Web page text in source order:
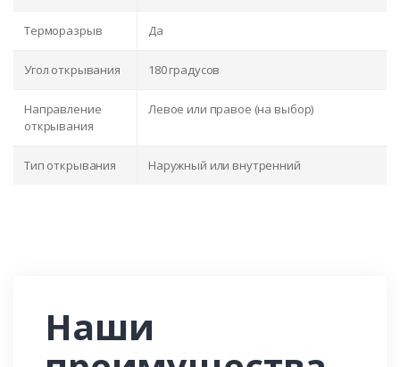
Терморазрыв Да
Угол открывания 180 градусов
Направление
открывания
Левое или правое (на выбор)
Тип открывания Наружный или внутренний
Наши